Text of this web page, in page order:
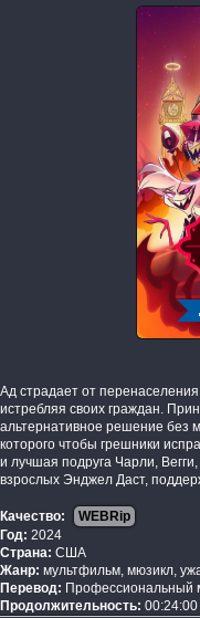
Ад страдает от
истребляя своих граждан.
альтернативное решение без
которого чтобы грешники
и лучшая подруга Чарли,
взрослых Энджел Даст,
Качество:
WEBRip
Год: 2024
Страна: США
Жанр: мультфильм, мюзикл,
Перевод: Профессиональный
Продолжительность: 00:24:00